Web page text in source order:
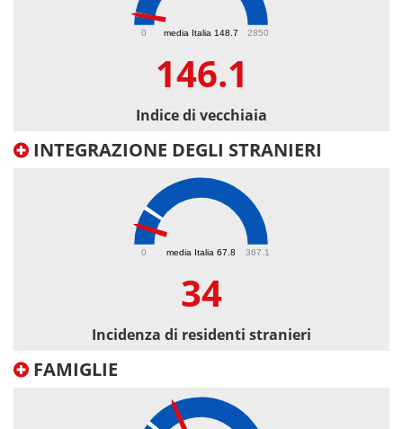
media Italia 148.7
0 2850
146.1
Indice di vecchiaia
INTEGRAZIONE DEGLI STRANIERI
media Italia 67.8
0 367.1
34
Incidenza di residenti stranieri
FAMIGLIE